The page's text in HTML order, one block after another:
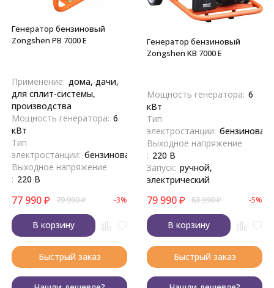
Генератор бензиновый
Zongshen PB 7000 E
Применение: дома, дачи,
для сплит-системы,
производства
Мощность генератора: 6
кВт
Тип
электростанции: бензиновая
Выходное напряжение
: 220 В
77 990₽ 79 990₽ -3%
В корзину
Быстрый заказ
Генератор бензиновый
Zongshen KB 7000 E
Мощность генератора: 6
кВт
Тип
электростанции: бензиновая
Выходное напряжение
: 220 В
Запуск: ручной,
электрический
79 990₽ 83 990₽ -5%
В корзину
Быстрый заказ